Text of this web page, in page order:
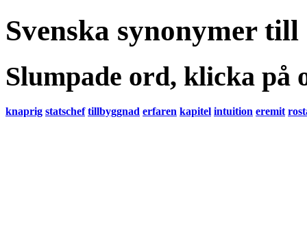
Svenska synonymer
Slumpade ord, klicka på
knaprig statschef tillbyggnad erfaren kapitel intuition eremit